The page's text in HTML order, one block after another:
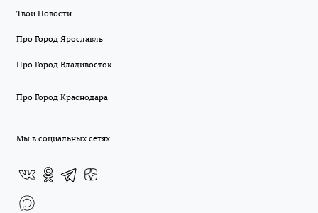
Твои Новости
Про Город Ярославль
Про Город Владивосток
Про Город Краснодара
Мы в социальных сетях